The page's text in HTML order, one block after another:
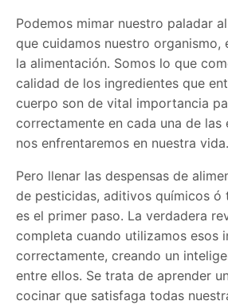
Podemos mimar nuestro paladar
que cuidamos nuestro organismo,
la alimentación. Somos lo que
calidad de los ingredientes que
cuerpo son de vital importancia
correctamente en cada una de las
nos enfrentaremos en nuestra vida.
Pero llenar las despensas de
de pesticidas, aditivos químicos ó
es el primer paso. La verdadera
completa cuando utilizamos esos
correctamente, creando un
entre ellos. Se trata de aprender
cocinar que satisfaga todas